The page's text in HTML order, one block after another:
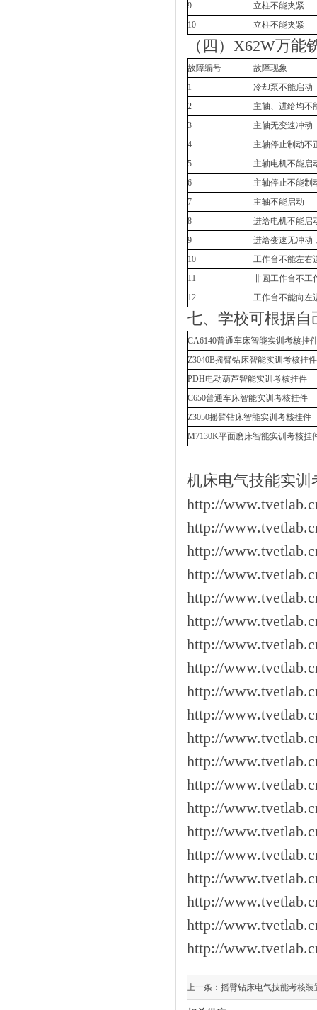
9
立柱不能夹紧
10
立柱不能夹紧
（四）X62W万
故障编号
故障现象
1
冷却泵不能启动
2
主轴、进给均不
3
主轴无变速冲动
4
主轴停止制动不
5
主轴电机不能启
6
主轴停止不能制
7
主轴不能启动
8
进给电机不能启
9
进给变速无冲动
10
工作台不能左右
11
非圆工作台不工
12
工作台不能向左
七、学校可根据
CA6140普通车床智能实训考核挂
Z3040B摇臂钻床智能实训考核挂件
PDH电动葫芦智能实训考核挂件
C650普通车床智能实训考核挂件
Z3050摇臂钻床智能实训考核挂件
M7130K平面磨床智能实训考核挂
机床电气技能实
http://
http://
http://
http://
http://
http://
http://
http://
http://
http://
http://
http://
http://
http://
http://
http://
http://
http://
http://
http://
上一条： 摇臂钻床电气技能考核